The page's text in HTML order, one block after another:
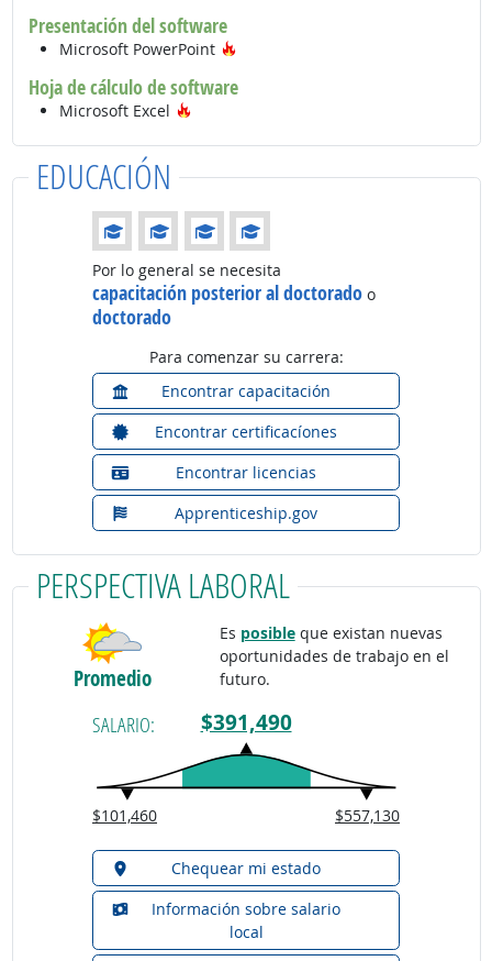
Presentación del software
Microsoft PowerPoint
Hoja de cálculo de software
Microsoft Excel
EDUCACIÓN
Educación: (Calificación 4 de 4)
Por lo general se necesita
capacitación posterior al doctorado o
doctorado
Para comenzar su carrera:
Encontrar capacitación
Encontrar certificacíones
Encontrar licencias
Apprenticeship.gov
PERSPECTIVA LABORAL
Promedio
Es posibleque existan nuevas
oportunidades de trabajo en el
futuro.
SALARIO: $391,490
$101,460 $557,130
Chequear mi estado
Información sobre salario
local